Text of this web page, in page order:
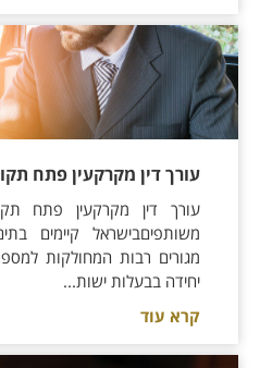
עורך דין מקרקעין פתח
עורך דין מקרקעין פתח
משותפיםבישראל קיימים
מגורים רבות המחולקות
יחידה בבעלות ישות...
קרא עוד